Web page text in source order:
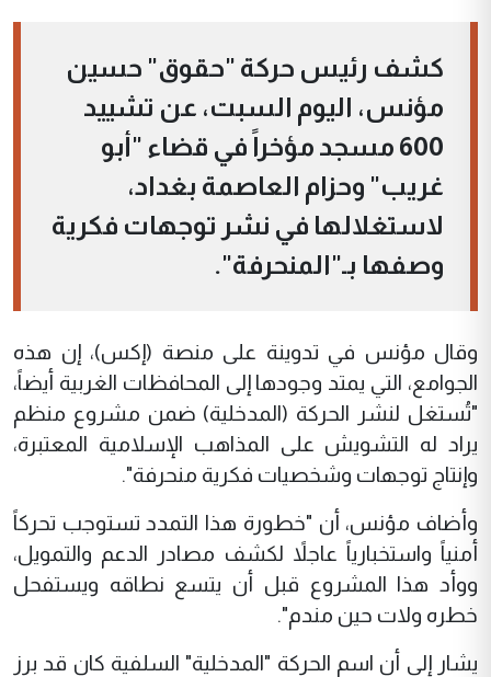
كشف رئيس حركة "حقوق" حسين
مؤنس، اليوم السبت، عن تشييد
600 مسجد مؤخراً في قضاء "أبو
غريب" وحزام العاصمة بغداد،
لاستغلالها في نشر توجهات فكرية
وصفها بـ"المنحرفة".
وقال مؤنس في تدوينة على منصة (إكس)، إن هذه
الجوامع، التي يمتد وجودها إلى المحافظات الغربية أيضاً،
"تُستغل لنشر الحركة (المدخلية) ضمن مشروع منظم
يراد له التشويش على المذاهب الإسلامية المعتبرة،
وإنتاج توجهات وشخصيات فكرية منحرفة".
وأضاف مؤنس، أن "خطورة هذا التمدد تستوجب تحركاً
أمنياً واستخبارياً عاجلاً لكشف مصادر الدعم والتمويل،
ووأد هذا المشروع قبل أن يتسع نطاقه ويستفحل
خطره ولات حين مندم".
يشار إلى أن اسم الحركة "المدخلية" السلفية كان قد برز